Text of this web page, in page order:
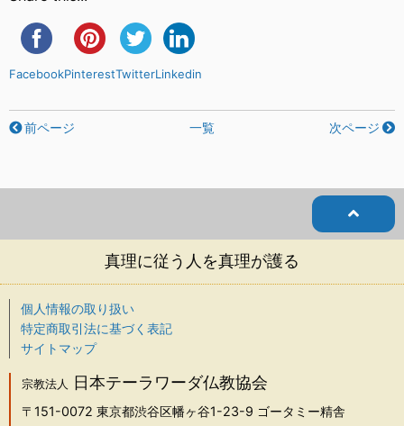
FacebookPinterestTwitterLinkedin
前ページ 一覧 次ページ
真理に従う人を真理が護る
個人情報の取り扱い
特定商取引法に基づく表記
サイトマップ
宗教法人 日本テーラワーダ仏教協会
〒151-0072 東京都渋谷区幡ヶ谷1-23-9 ゴータミー精舎